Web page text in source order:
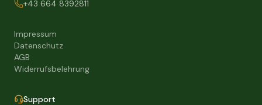
+43 664 8392811
Impressum
Datenschutz
AGB
Widerrufsbelehrung
Support